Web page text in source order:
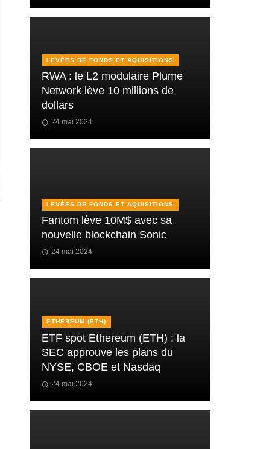
LEVÉES DE FONDS ET AQUISITIONS
RWA : le L2 modulaire Plume
Network lève 10 millions de
dollars
24 mai 2024
LEVÉES DE FONDS ET AQUISITIONS
Fantom lève 10M$ avec sa
nouvelle blockchain Sonic
24 mai 2024
ETHEREUM (ETH)
ETF spot Ethereum (ETH) : la
SEC approuve les plans du
NYSE, CBOE et Nasdaq
24 mai 2024